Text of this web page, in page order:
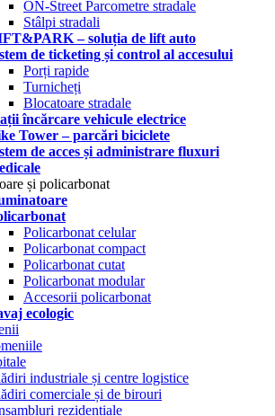
ON-Street Parcometre stradale
Stâlpi stradali
– soluția de lift auto
de ticketing și control al accesului
Porți rapide
Turnicheți
Blocatoare stradale
încărcare vehicule electrice
Tower – parcări biciclete
de acces și administrare fluxuri
și policarbonat
Policarbonat celular
Policarbonat compact
Policarbonat cutat
Policarbonat modular
Accesorii policarbonat
ecologic
industriale și centre logistice
comerciale și de birouri
rezidențiale